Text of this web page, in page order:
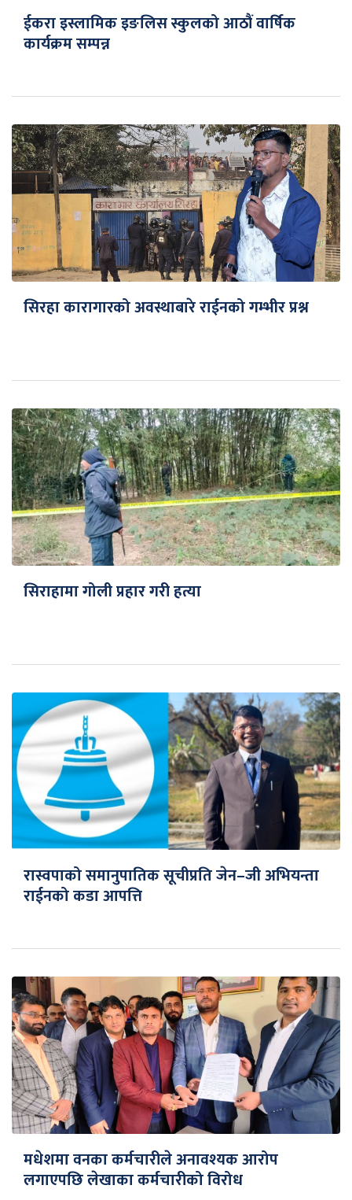
ईकरा इस्लामिक इङलिस स्कुलको आठौं वार्षिक
कार्यक्रम सम्पन्न
सिरहा कारागारको अवस्थाबारे राईनको गम्भीर प्रश्न
सिराहामा गोली प्रहार गरी हत्या
रास्वपाको समानुपातिक सूचीप्रति जेन–जी अभियन्ता
राईनको कडा आपत्ति
मधेशमा वनका कर्मचारीले अनावश्यक आरोप
लगाएपछि लेखाका कर्मचारीको विरोध